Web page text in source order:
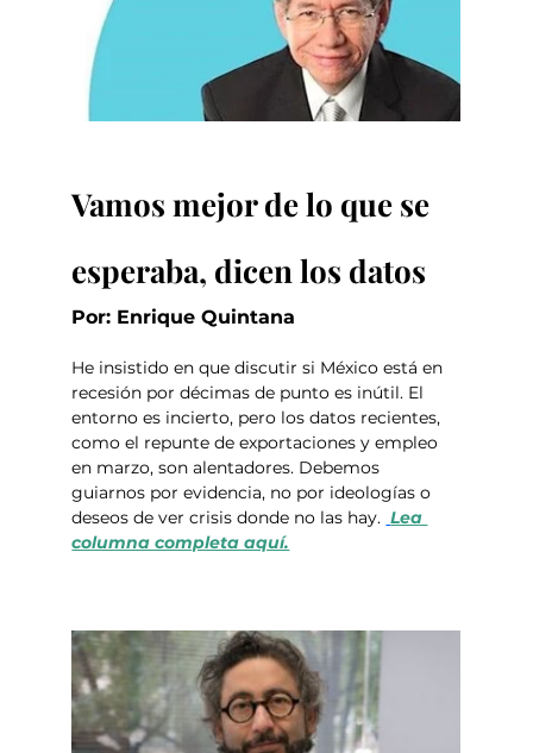
Vamos mejor de lo que se
esperaba, dicen los datos
Por: Enrique Quintana
He insistido en que discutir si México está en
recesión por décimas de punto es inútil. El
entorno es incierto, pero los datos recientes,
como el repunte de exportaciones y empleo
en marzo, son alentadores. Debemos
guiarnos por evidencia, no por ideologías o
deseos de ver crisis donde no las hay. Lea
columna completa aquí.